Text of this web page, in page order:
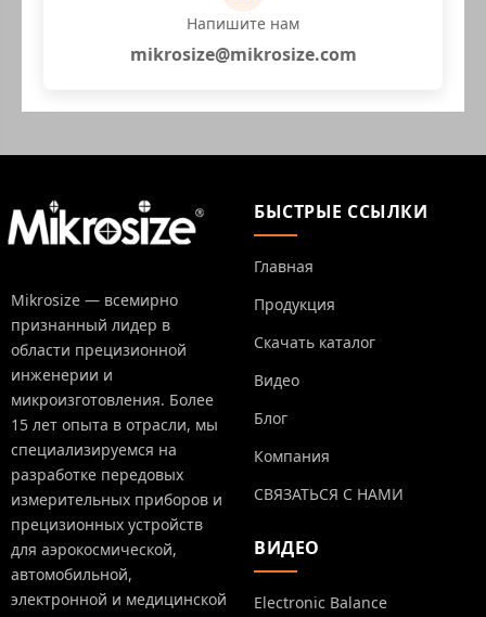
Напишите нам
mikrosize@mikrosize.com
Mikrosize — всемирно
признанный лидер в
области прецизионной
инженерии и
микроизготовления. Более
15 лет опыта в отрасли, мы
специализируемся на
разработке передовых
измерительных приборов и
прецизионных устройств
для аэрокосмической,
автомобильной,
электронной и медицинской
БЫСТРЫЕ ССЫЛКИ
Главная
Продукция
Скачать каталог
Видео
Блог
Компания
СВЯЗАТЬСЯ С НАМИ
ВИДЕО
Electronic Balance